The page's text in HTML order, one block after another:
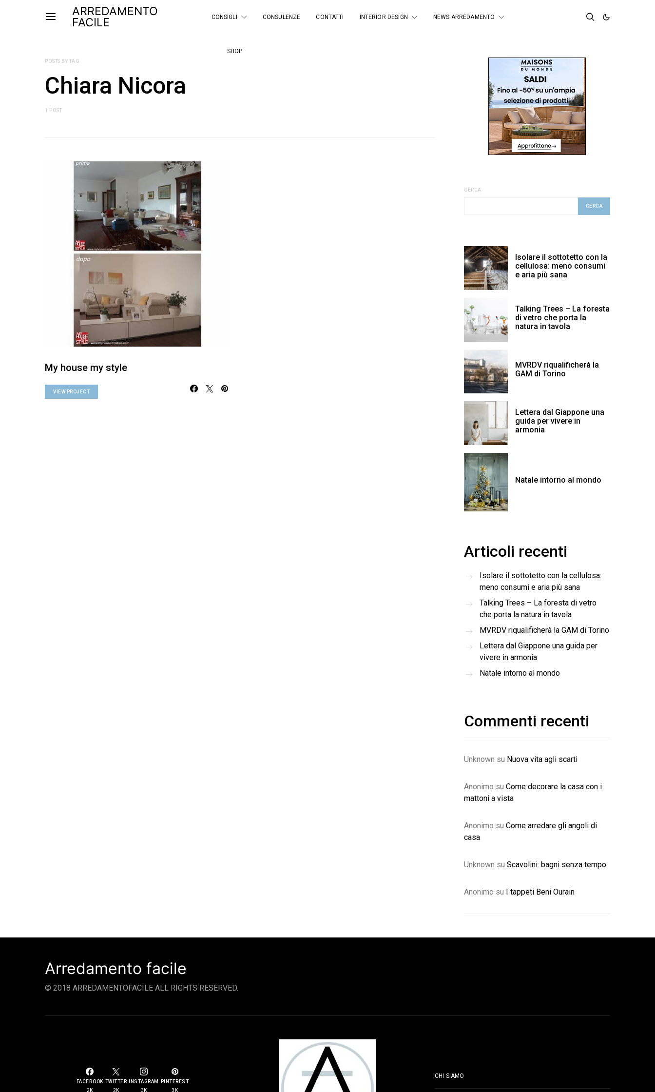
ARREDAMENTO
FACILE
CONSIGLI CONSULENZE CONTATTI INTERIOR DESIGN NEWS ARREDAMENTO
SHOP
POSTS BY TAG
Chiara Nicora
1 POST
My house my style
VIEW PROJECT
CERCA
CERCA
Isolare il sottotetto con la
cellulosa: meno consumi
e aria più sana
Talking Trees – La foresta
di vetro che porta la
natura in tavola
MVRDV riqualificherà la
GAM di Torino
Lettera dal Giappone una
guida per vivere in
armonia
Natale intorno al mondo
Articoli recenti
Isolare il sottotetto con la cellulosa:
meno consumi e aria più sana
Talking Trees – La foresta di vetro
che porta la natura in tavola
MVRDV riqualificherà la GAM di Torino
Lettera dal Giappone una guida per
vivere in armonia
Natale intorno al mondo
Commenti recenti
Unknown su Nuova vita agli scarti
Anonimo su Come decorare la casa con i
mattoni a vista
Anonimo su Come arredare gli angoli di
casa
Unknown su Scavolini: bagni senza tempo
Anonimo su I tappeti Beni Ourain
Arredamento facile
© 2018 ARREDAMENTOFACILE ALL RIGHTS RESERVED.
FACEBOOK
2K
TWITTER
2K
INSTAGRAM
3K
PINTEREST
3K
CHI SIAMO